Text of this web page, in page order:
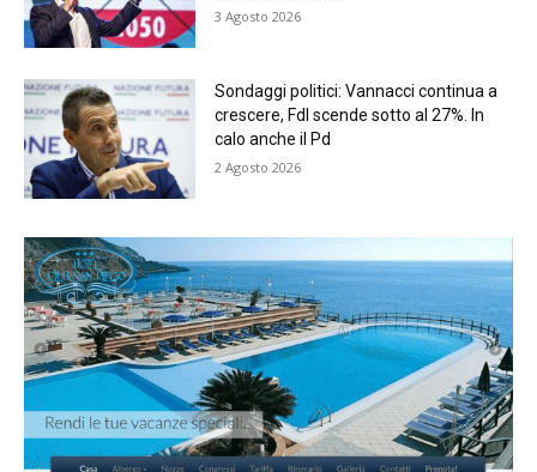
3 Agosto 2026
Sondaggi politici: Vannacci continua a
crescere, FdI scende sotto al 27%. In
calo anche il Pd
2 Agosto 2026